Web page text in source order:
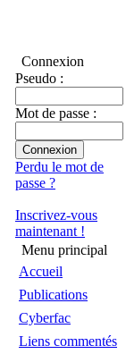
Connexion
Pseudo :
Mot de passe :
Perdu le mot de
passe ?
Inscrivez-vous
maintenant !
Menu principal
Accueil
Publications
Cyberfac
Liens commentés